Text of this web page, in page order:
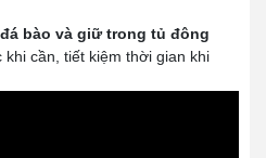
bào và giữ trong tủ đông
khi cần, tiết kiệm thời gian khi